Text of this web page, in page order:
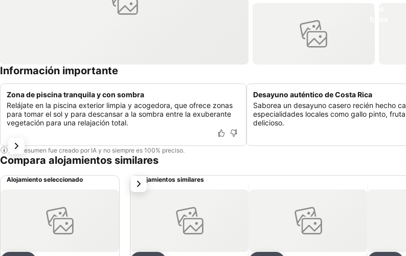
Información importante
Zona de piscina tranquila y con sombra
Relájate en la piscina exterior limpia y acogedora, que ofrece zonas
para tomar el sol y para descansar a la sombra entre la exuberante
vegetación para una relajación total.
Desayuno auténtico de Costa Rica
Saborea un desayuno casero recién hecho
especialidades locales como gallo pinto,
delicioso.
Este resumen fue creado por IA y no siempre es 100% preciso.
Compara alojamientos similares
Alojamiento seleccionado Alojamientos similares
siguiente